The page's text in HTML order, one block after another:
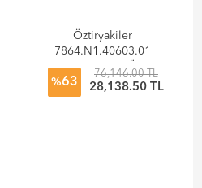
Öztiryakiler
7864.N1.40603.01
Grill Plate Set Üstü
600 Seri Oluklu
Elektrikli 40x60x26
%63
76,146.00 TL
28,138.50 TL